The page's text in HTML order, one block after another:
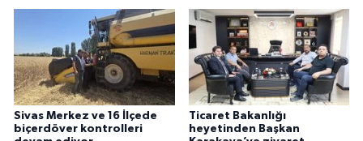
Sivas Merkez ve 16 İlçede
biçerdöver kontrolleri
Ticaret Bakanlığı
heyetinden Başkan